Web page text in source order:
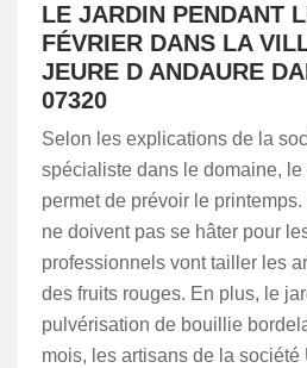
LE JARDIN PENDANT
FÉVRIER DANS LA
JEURE D ANDAURE
07320
Selon les explications de la
spécialiste dans le domaine, le
permet de prévoir le
ne doivent pas se hâter pour
professionnels vont tailler les
des fruits rouges. En plus, le
pulvérisation de bouillie
mois, les artisans de la